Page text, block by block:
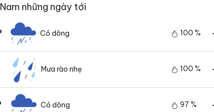
những ngày tới
Có dông 100 %
Mưa rào nhẹ 100 %
Có dông 97 %